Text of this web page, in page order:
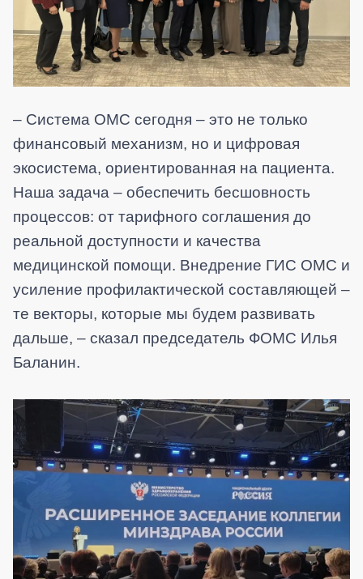
– Система ОМС сегодня – это не только
финансовый механизм, но и цифровая
экосистема, ориентированная на пациента.
Наша задача – обеспечить бесшовность
процессов: от тарифного соглашения до
реальной доступности и качества
медицинской помощи. Внедрение ГИС ОМС и
усиление профилактической составляющей –
те векторы, которые мы будем развивать
дальше, – сказал председатель ФОМС Илья
Баланин.